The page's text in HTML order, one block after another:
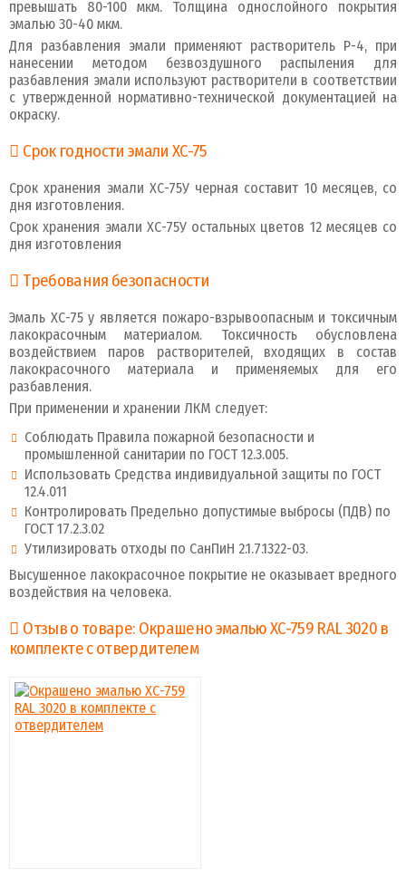
превышать 80-100 мкм. Толщина однослойного покрытия
эмалью 30-40 мкм.
Для разбавления эмали применяют растворитель Р-4, при
нанесении методом безвоздушного распыления для
разбавления эмали используют растворители в соответствии
с утвержденной нормативно-технической документацией на
окраску.
Срок годности эмали ХС-75
Срок хранения эмали ХС-75У черная составит 10 месяцев, со
дня изготовления.
Срок хранения эмали ХС-75У остальных цветов 12 месяцев со
дня изготовления
Требования безопасности
Эмаль ХС-75 у является пожаро-взрывоопасным и токсичным
лакокрасочным материалом. Токсичность обусловлена
воздействием паров растворителей, входящих в состав
лакокрасочного материала и применяемых для его
разбавления.
При применении и хранении ЛКМ следует:
Соблюдать Правила пожарной безопасности и
промышленной санитарии по ГОСТ 12.3.005.
Использовать Средства индивидуальной защиты по ГОСТ
12.4.011
Контролировать Предельно допустимые выбросы (ПДВ) по
ГОСТ 17.2.3.02
Утилизировать отходы по СанПиН 2.1.7.1322-03.
Высушенное лакокрасочное покрытие не оказывает вредного
воздействия на человека.
Отзыв о товаре: Окрашено эмалью ХС-759 RAL 3020 в
комплекте с отвердителем